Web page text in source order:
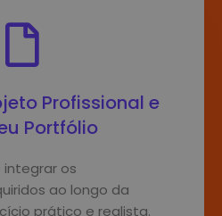
Profissional e
Portfólio
integrar os
ao longo da
prático e realista.